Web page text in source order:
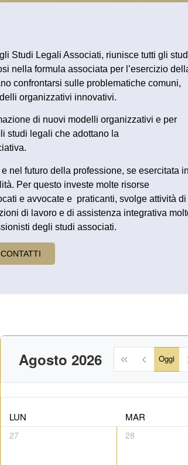
Studi Legali Associati, riunisce tutti gli
nellaformula associata per l’esercizio
confrontarsi sulle problematiche comuni,
organizzativi innovativi.
di nuovi modelli organizzativi e per
studi legali che adottano la
.
e nelfuturo della professione, se esercitata in
. Per questo investe molte risorse
e avvocate e praticanti, svolgeattività di
di lavoro e diassistenza integrativa
deglistudi associati.
CONTATTI
Agosto 2026 Oggi
LUN MAR
27 28